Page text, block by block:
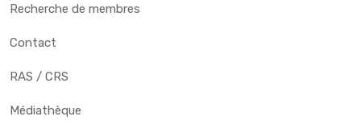
Recherche de membres
Contact
RAS / CRS
Médiathèque